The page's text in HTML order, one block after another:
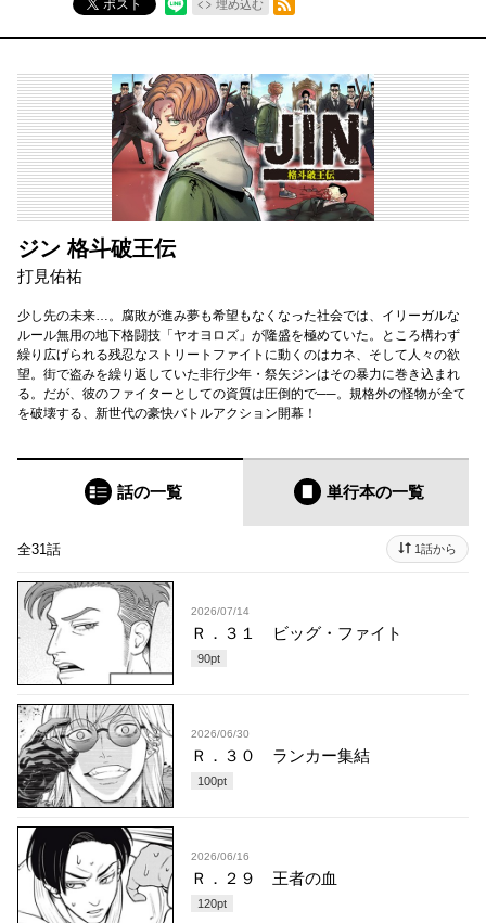
ポスト
埋め込む
ジン 格斗破王伝
打見佑祐
少し先の未来…。腐敗が進み夢も希望もなくなった社会では、イリーガルな
ルール無用の地下格闘技「ヤオヨロズ」が隆盛を極めていた。ところ構わず
繰り広げられる残忍なストリートファイトに動くのはカネ、そして人々の欲
望。街で盗みを繰り返していた非行少年・祭矢ジンはその暴力に巻き込まれ
る。だが、彼のファイターとしての資質は圧倒的で──。規格外の怪物が全て
を破壊する、新世代の豪快バトルアクション開幕！
話の一覧 単行本の一覧
全31話 1話から
2026/07/14
Ｒ．３１ ビッグ・ファイト
90pt
2026/06/30
Ｒ．３０ ランカー集結
100pt
2026/06/16
Ｒ．２９ 王者の血
120pt